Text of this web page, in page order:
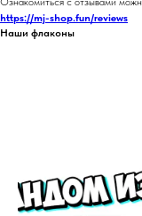
https://mj-shop.fun/reviews
Наши флаконы